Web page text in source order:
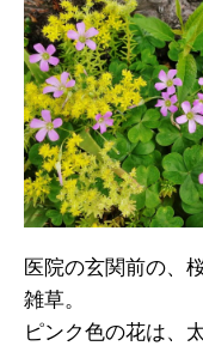
医院の玄関前の、
雑草。
ピンク色の花は、